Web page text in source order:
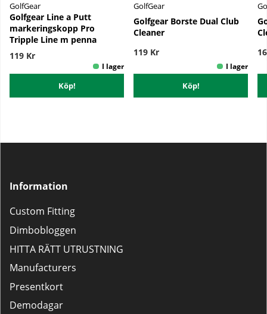
GolfGear
Golfgear Line a Putt
markeringskopp Pro
Tripple Line m penna
119 Kr
Köp!
GolfGear
Golfgear Borste Dual Club
Cleaner
119 Kr
Köp!
Information
Custom Fitting
Dimbobloggen
HITTA RÄTT UTRUSTNING
Manufacturers
Presentkort
Demodagar